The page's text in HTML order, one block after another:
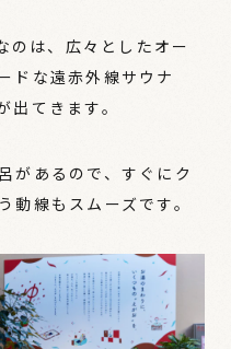
のは、広々としたオー
ドな遠赤外線サウナ
出てきます。
があるので、すぐにク
動線もスムーズです。